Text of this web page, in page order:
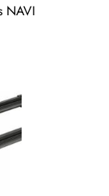
NAVI